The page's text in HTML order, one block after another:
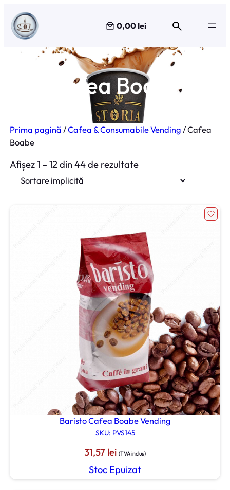
Sari
conținut
0,00 lei
Cafea Boabe
Prima pagină /Cafea & Consumabile Vending / Cafea
Boabe
Afișez 1 – 12 din 44 de rezultate
Baristo Cafea Boabe Vending
SKU: PVS145
31,57 lei (TVA inclus)
Stoc Epuizat